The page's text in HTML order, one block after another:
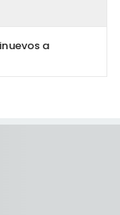
a